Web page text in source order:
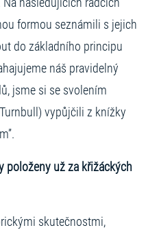
následujících řádcích
formou seznámili s jejich
do základního principu
náš pravidelný
jsme si se svolením
vypůjčili z knížky
položeny už za křižáckých
skutečnostmi,